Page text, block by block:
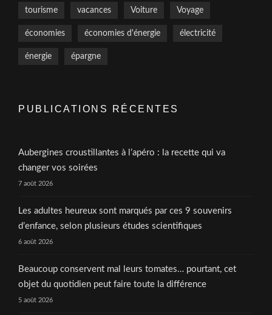
tourisme vacances Voiture Voyage
économies économies d'énergie électricité
énergie épargne
PUBLICATIONS RÉCENTES
Aubergines croustillantes à l’apéro : la recette qui va
changer vos soirées
7 août 2026
Les adultes heureux sont marqués par ces 9 souvenirs
d’enfance, selon plusieurs études scientifiques
6 août 2026
Beaucoup conservent mal leurs tomates… pourtant, cet
objet du quotidien peut faire toute la différence
5 août 2026